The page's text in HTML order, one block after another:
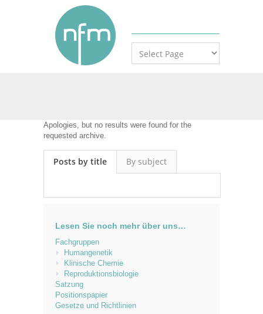
Apologies, but no results were found for the
requested archive.
Posts by title By subject
Lesen Sie noch mehr über uns…
Fachgruppen
Humangenetik
Klinische Chemie
Reproduktionsbiologie
Satzung
Positionspapier
Gesetze und Richtlinien